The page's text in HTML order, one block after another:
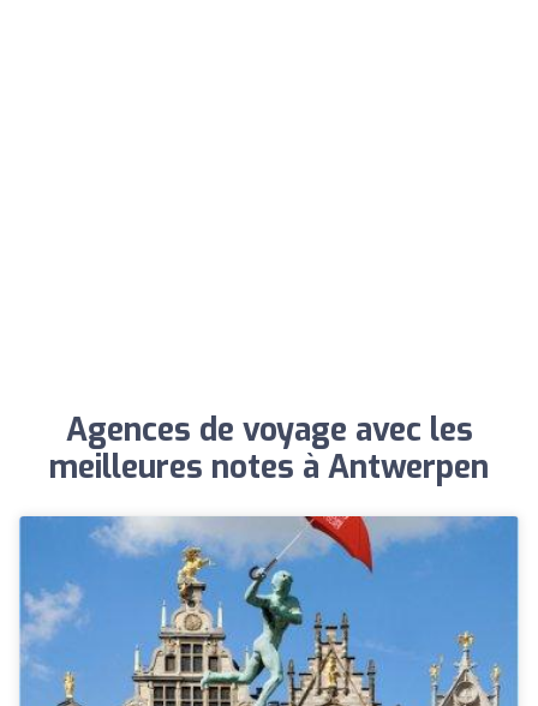
Agences de voyage avec les
meilleures notes à Antwerpen